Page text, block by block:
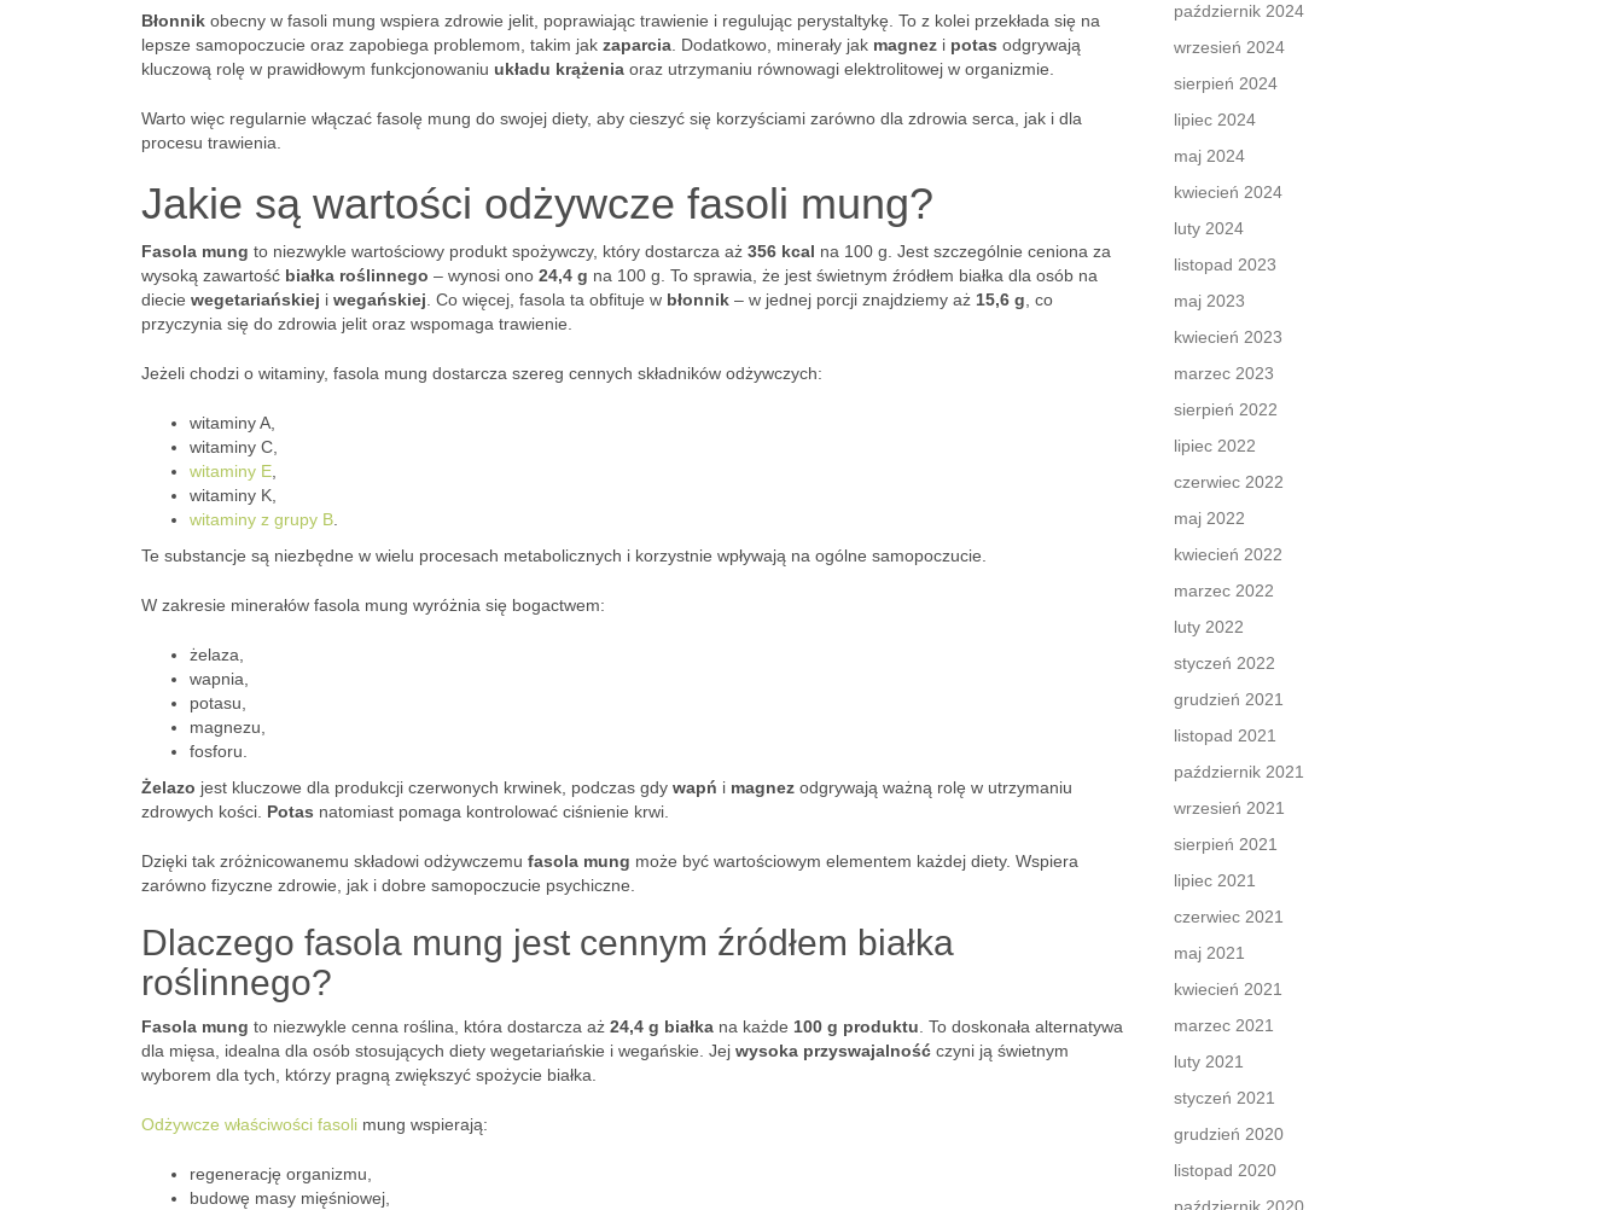
Błonnik obecny w fasoli mung wspiera zdrowie jelit, poprawiając trawienie i regulując perystaltykę. To z kolei przekłada się na
lepsze samopoczucie oraz zapobiega problemom, takim jak zaparcia . Dodatkowo, minerały jak magnez i potas odgrywają
kluczową rolę w prawidłowym funkcjonowaniu układu krążenia oraz utrzymaniu równowagi elektrolitowej w organizmie.
Warto więc regularnie włączać fasolę mung do swojej diety, aby cieszyć się korzyściami zarówno dla zdrowia serca, jak i dla
procesu trawienia.
Jakie są wartości odżywcze fasoli mung?
Fasola mung to niezwykle wartościowy produkt spożywczy, który dostarcza aż 356 kcal na 100 g. Jest szczególnie ceniona za
wysoką zawartość białka roślinnego – wynosi ono 24,4 g na 100 g. To sprawia, że jest świetnym źródłem białka dla osób na
diecie wegetariańskiej i wegańskiej . Co więcej, fasola ta obfituje w błonnik – w jednej porcji znajdziemy aż 15,6 g , co
przyczynia się do zdrowia jelit oraz wspomaga trawienie.
Jeżeli chodzi o witaminy, fasola mung dostarcza szereg cennych składników odżywczych:
witaminy A,
witaminy C,
witaminy E
witaminy K,
witaminy z grupy B
Te substancje są niezbędne w wielu procesach metabolicznych i korzystnie wpływają na ogólne samopoczucie.
W zakresie minerałów fasola mung wyróżnia się bogactwem:
żelaza,
wapnia,
potasu,
magnezu,
fosforu.
Żelazo jest kluczowe dla produkcji czerwonych krwinek, podczas gdy wapń i magnez odgrywają ważną rolę w utrzymaniu
zdrowych kości. Potas natomiast pomaga kontrolować ciśnienie krwi.
Dzięki tak zróżnicowanemu składowi odżywczemu fasola mung może być wartościowym elementem każdej diety. Wspiera
zarówno fizyczne zdrowie, jak i dobre samopoczucie psychiczne.
Dlaczego fasola mung jest cennym źródłem białka
roślinnego?
Fasola mung to niezwykle cenna roślina, która dostarcza aż 24,4 g białka na każde 100 g produktu . To doskonała alternatywa
dla mięsa, idealna dla osób stosujących diety wegetariańskie i wegańskie. Jej wysoka przyswajalność czyni ją świetnym
wyborem dla tych, którzy pragną zwiększyć spożycie białka.
Odżywcze właściwości fasoli mung wspierają:
regenerację organizmu,
budowę masy mięśniowej,
październik 2024
wrzesień 2024
sierpień 2024
lipiec 2024
maj 2024
kwiecień 2024
luty 2024
listopad 2023
maj 2023
kwiecień 2023
marzec 2023
sierpień 2022
lipiec 2022
czerwiec 2022
maj 2022
kwiecień 2022
marzec 2022
luty 2022
styczeń 2022
grudzień 2021
listopad 2021
październik 2021
wrzesień 2021
sierpień 2021
lipiec 2021
czerwiec 2021
maj 2021
kwiecień 2021
marzec 2021
luty 2021
styczeń 2021
grudzień 2020
listopad 2020